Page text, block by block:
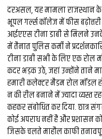
देश
दरअसल, यह मामला राजस्थान के
भूपल गर्ल्स कॉलेज में फीस
आईएएस टीना डाबी से मिलने
में तैनात पुलिस कर्मी ने
टीना डाबी सभी के लिए एक रोल
कदर भड़क उठे, जहां उन्होंने ताने
हमारी कलेक्टर मैडम रोल मॉडल
न की रील बनाने में ज्यादा व्यस्त
कहकर संबोधित कर दिया. छात्र
कोई अपराध नहीं है और प्रशासन
जिसके चलते माहौल काफी